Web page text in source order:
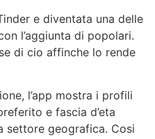
e diventata una delle
l’aggiunta di popolari.
di cio affinche lo rende
l’app mostra i profili
e fascia d’eta
settore geografica. Cosi